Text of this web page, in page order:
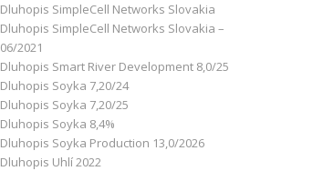
Dluhopis SimpleCell Networks Slovakia
Dluhopis SimpleCell Networks Slovakia –
06/2021
Dluhopis Smart River Development 8,0/25
Dluhopis Soyka 7,20/24
Dluhopis Soyka 7,20/25
Dluhopis Soyka 8,4%
Dluhopis Soyka Production 13,0/2026
Dluhopis Uhlí 2022